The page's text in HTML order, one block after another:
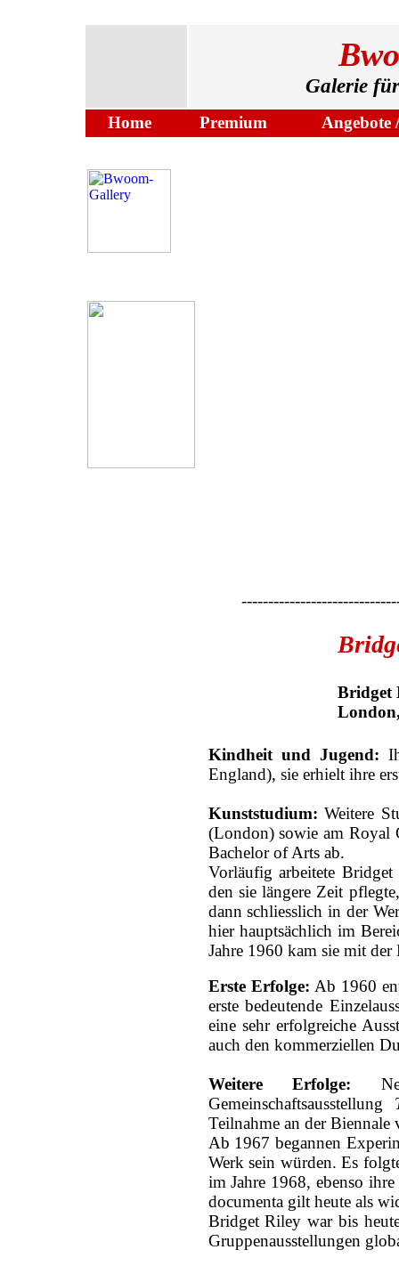
Galerie
Home Premium Angebote
Bridget
Kindheit und Jugend:
England), sie erhielt ihre
Kunststudium: Weitere
(London) sowie am Royal
Bachelor of Arts ab.
Vorläufig arbeitete
den sie längere Zeit
dann schliesslich in der
hier hauptsächlich im
Jahre 1960 kam sie mit
Erste Erfolge: Ab 1960
erste bedeutende
eine sehr erfolgreiche
auch den kommerziellen
Weitere Erfolge:
Gemeinschaftsausstellung
Teilnahme an der Biennale
Ab 1967 begannen
Werk sein würden. Es
im Jahre 1968, ebenso
documenta gilt heute als
Bridget Riley war bis
Gruppenausstellungen